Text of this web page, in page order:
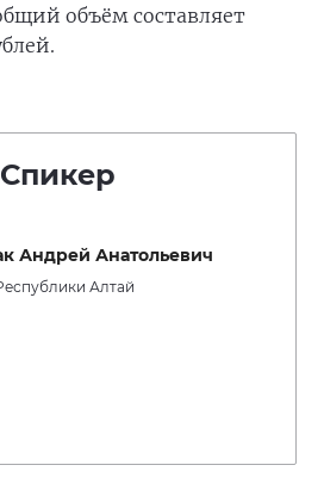
объём составляет
Спикер
Андрей Анатольевич
Алтай